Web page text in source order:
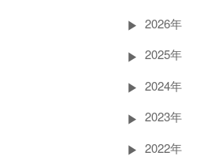
2026年
2025年
2024年
2023年
2022年